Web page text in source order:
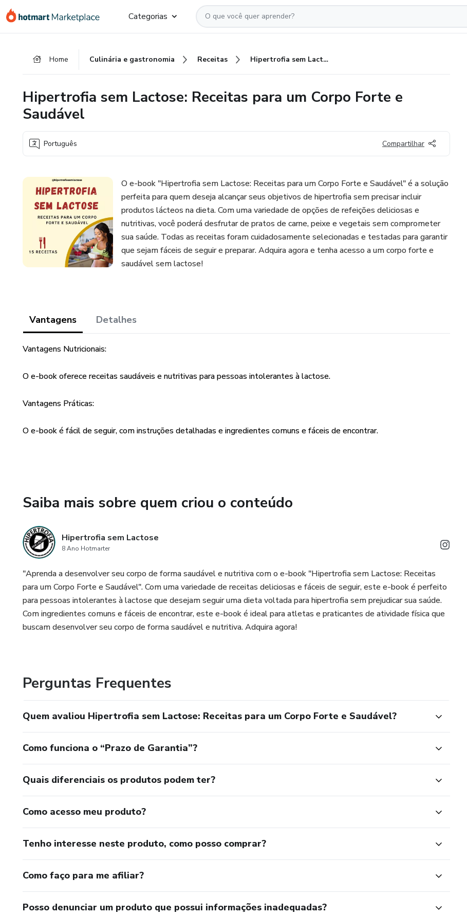
para
para
para
Categorias
Home Culinária e gastronomia Receitas Hipertrofia sem Lactose: Receitas para um Corpo Forte e Saudável
Hipertrofia sem Lactose: Receitas para um Corpo Forte e
Saudável
Português Compartilhar
O e-book "Hipertrofia sem Lactose: Receitas para um Corpo Forte e Saudável" é a solução
perfeita para quem deseja alcançar seus objetivos de hipertrofia sem precisar incluir
produtos lácteos na dieta. Com uma variedade de opções de refeições deliciosas e
nutritivas, você poderá desfrutar de pratos de carne, peixe e vegetais sem comprometer
sua saúde. Todas as receitas foram cuidadosamente selecionadas e testadas para garantir
que sejam fáceis de seguir e preparar. Adquira agora e tenha acesso a um corpo forte e
saudável sem lactose!
Vantagens Detalhes
Vantagens Nutricionais:
O e-book oferece receitas saudáveis e nutritivas para pessoas intolerantes à lactose.
Vantagens Práticas:
O e-book é fácil de seguir, com instruções detalhadas e ingredientes comuns e fáceis de encontrar.
Saiba mais sobre quem criou o conteúdo
Hipertrofia sem Lactose
8 Ano Hotmarter
"Aprenda a desenvolver seu corpo de forma saudável e nutritiva com o e-book "Hipertrofia sem Lactose: Receitas
para um Corpo Forte e Saudável". Com uma variedade de receitas deliciosas e fáceis de seguir, este e-book é perfeito
para pessoas intolerantes à lactose que desejam seguir uma dieta voltada para hipertrofia sem prejudicar sua saúde.
Com ingredientes comuns e fáceis de encontrar, este e-book é ideal para atletas e praticantes de atividade física que
buscam desenvolver seu corpo de forma saudável e nutritiva. Adquira agora!
Perguntas Frequentes
Quem avaliou Hipertrofia sem Lactose: Receitas para um Corpo Forte e Saudável?
Como funciona o “Prazo de Garantia”?
Quais diferenciais os produtos podem ter?
Como acesso meu produto?
Tenho interesse neste produto, como posso comprar?
Como faço para me afiliar?
Posso denunciar um produto que possui informações inadequadas?